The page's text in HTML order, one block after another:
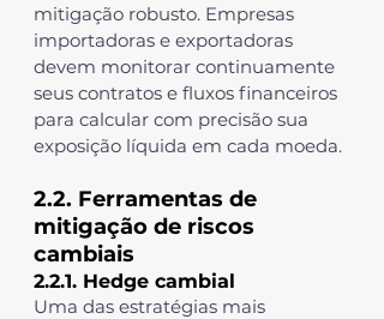
mitigação robusto. Empresas
importadoras e exportadoras
devem monitorar continuamente
seus contratos e fluxos financeiros
para calcular com precisão sua
exposição líquida em cada moeda.
2.2. Ferramentas de
mitigação de riscos
cambiais
2.2.1. Hedge cambial
Uma das estratégias mais